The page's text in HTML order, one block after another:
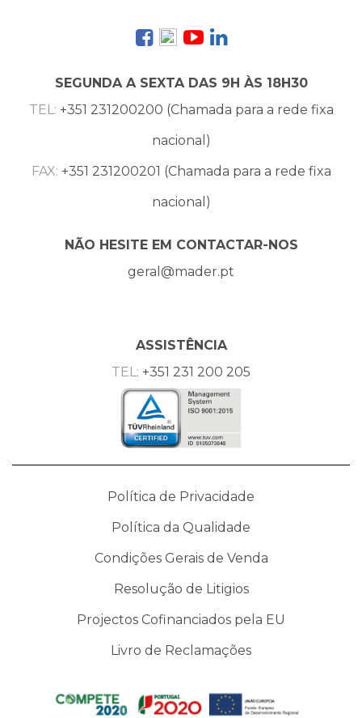
SEGUNDA A SEXTA DAS 9H ÀS 18H30
TEL: +351 231200200 (Chamada para a rede fixa
nacional)
FAX: +351 231200201 (Chamada para a rede fixa
nacional)
NÃO HESITE EM CONTACTAR-NOS
geral@mader.pt
ASSISTÊNCIA
TEL: +351 231 200 205
Política de Privacidade
Política da Qualidade
Condições Gerais de Venda
Resolução de Litigios
Projectos Cofinanciados pela EU
Livro de Reclamações